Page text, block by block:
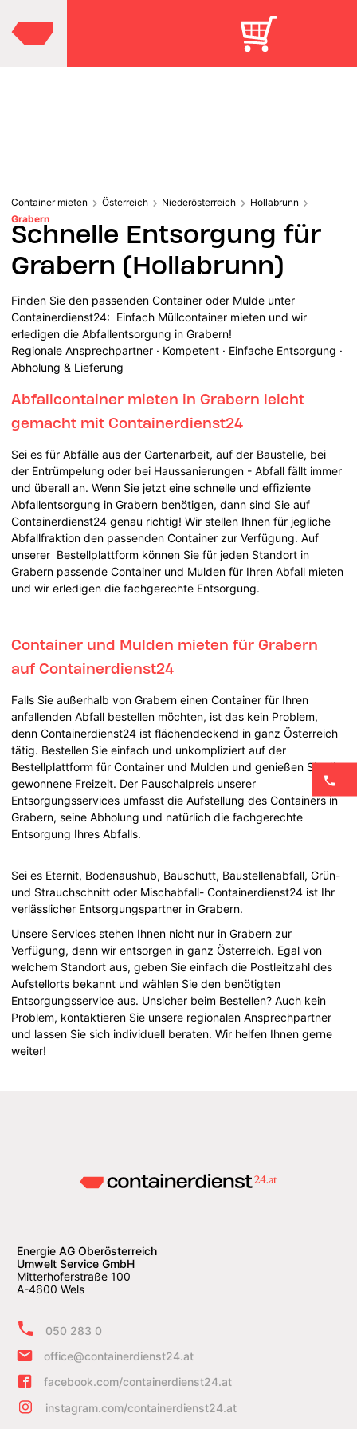
Container mieten Österreich Niederösterreich
Hollabrunn
Grabern
Schnelle Entsorgung für
Grabern (Hollabrunn)
Finden Sie den passenden Container oder Mulde unter
Containerdienst24: Einfach Müllcontainer mieten und wir
erledigen die Abfallentsorgung in Grabern!
Regionale Ansprechpartner · Kompetent · Einfache Entsorgung ·
Abholung & Lieferung
Abfallcontainer mieten in Grabern leicht
gemacht mit Containerdienst24
Sei es für Abfälle aus der Gartenarbeit, auf der Baustelle, bei
der Entrümpelung oder bei Haussanierungen - Abfall fällt immer
und überall an. Wenn Sie jetzt eine schnelle und effiziente
Abfallentsorgung in Grabern benötigen, dann sind Sie auf
Containerdienst24 genau richtig! Wir stellen Ihnen für jegliche
Abfallfraktion den passenden Container zur Verfügung. Auf
unserer Bestellplattform können Sie für jeden Standort in
Grabern passende Container und Mulden für Ihren Abfall mieten
und wir erledigen die fachgerechte Entsorgung.
Container und Mulden mieten für Grabern
auf Containerdienst24
Falls Sie außerhalb von Grabern einen Container für Ihren
anfallenden Abfall bestellen möchten, ist das kein Problem,
denn Containerdienst24 ist flächendeckend in ganz Österreich
tätig. Bestellen Sie einfach und unkompliziert auf der
Bestellplattform für Container und Mulden und genießen Sie die
gewonnene Freizeit. Der Pauschalpreis unserer
Entsorgungsservices umfasst die Aufstellung des Containers in
Grabern, seine Abholung und natürlich die fachgerechte
Entsorgung Ihres Abfalls.
Sei es Eternit, Bodenaushub, Bauschutt, Baustellenabfall, Grün-
und Strauchschnitt oder Mischabfall- Containerdienst24 ist Ihr
verlässlicher Entsorgungspartner in Grabern.
Unsere Services stehen Ihnen nicht nur in Grabern zur
Verfügung, denn wir entsorgen in ganz Österreich. Egal von
welchem Standort aus, geben Sie einfach die Postleitzahl des
Aufstellorts bekannt und wählen Sie den benötigten
Entsorgungsservice aus. Unsicher beim Bestellen? Auch kein
Problem, kontaktieren Sie unsere regionalen Ansprechpartner
und lassen Sie sich individuell beraten. Wir helfen Ihnen gerne
weiter!
Energie AG Oberösterreich
Umwelt Service GmbH
Mitterhoferstraße 100
A-4600 Wels
050 283 0
office@containerdienst24.at
facebook.com/containerdienst24.at
instagram.com/containerdienst24.at